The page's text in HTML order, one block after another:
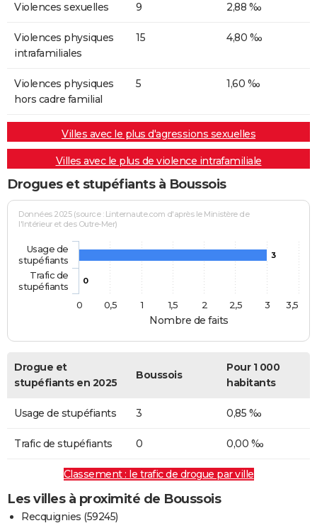
Violences sexuelles 9 2,88 ‰
Violences physiques
intrafamiliales
15 4,80 ‰
Violences physiques
hors cadre familial
5 1,60 ‰
Villes avec le plus d'agressions sexuelles
Villes avec le plus de violence intrafamiliale
Drogues et stupéfiants à Boussois
Nombre de faits
Données 2025 (source : Linternaute.com d'après le Ministère de
l'Intérieur et des Outre-Mer)
3
0
Usage de
stupéfiants
Trafic de
stupéfiants
0
0,5 1 1,5 2 2,5 3 3,5
Drogue et
stupéfiants en 2025
Boussois
Pour 1 000
habitants
Usage de stupéfiants 3 0,85 ‰
Trafic de stupéfiants 0 0,00 ‰
Classement : le trafic de drogue par ville
Les villes à proximité de Boussois
Recquignies (59245)